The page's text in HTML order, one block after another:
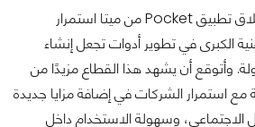
من وجهة نظري، يمثل إطلاق تطبيق Pocket من ميتا استمرار
الكبرى في تطوير أدوات تجعل إنشاء
وأتوقع أن يشهد هذا القطاع مزيدًا من
مع استمرار الشركات في إضافة مزايا جديدة
الاجتماعي، وسهولة الاستخدام داخل